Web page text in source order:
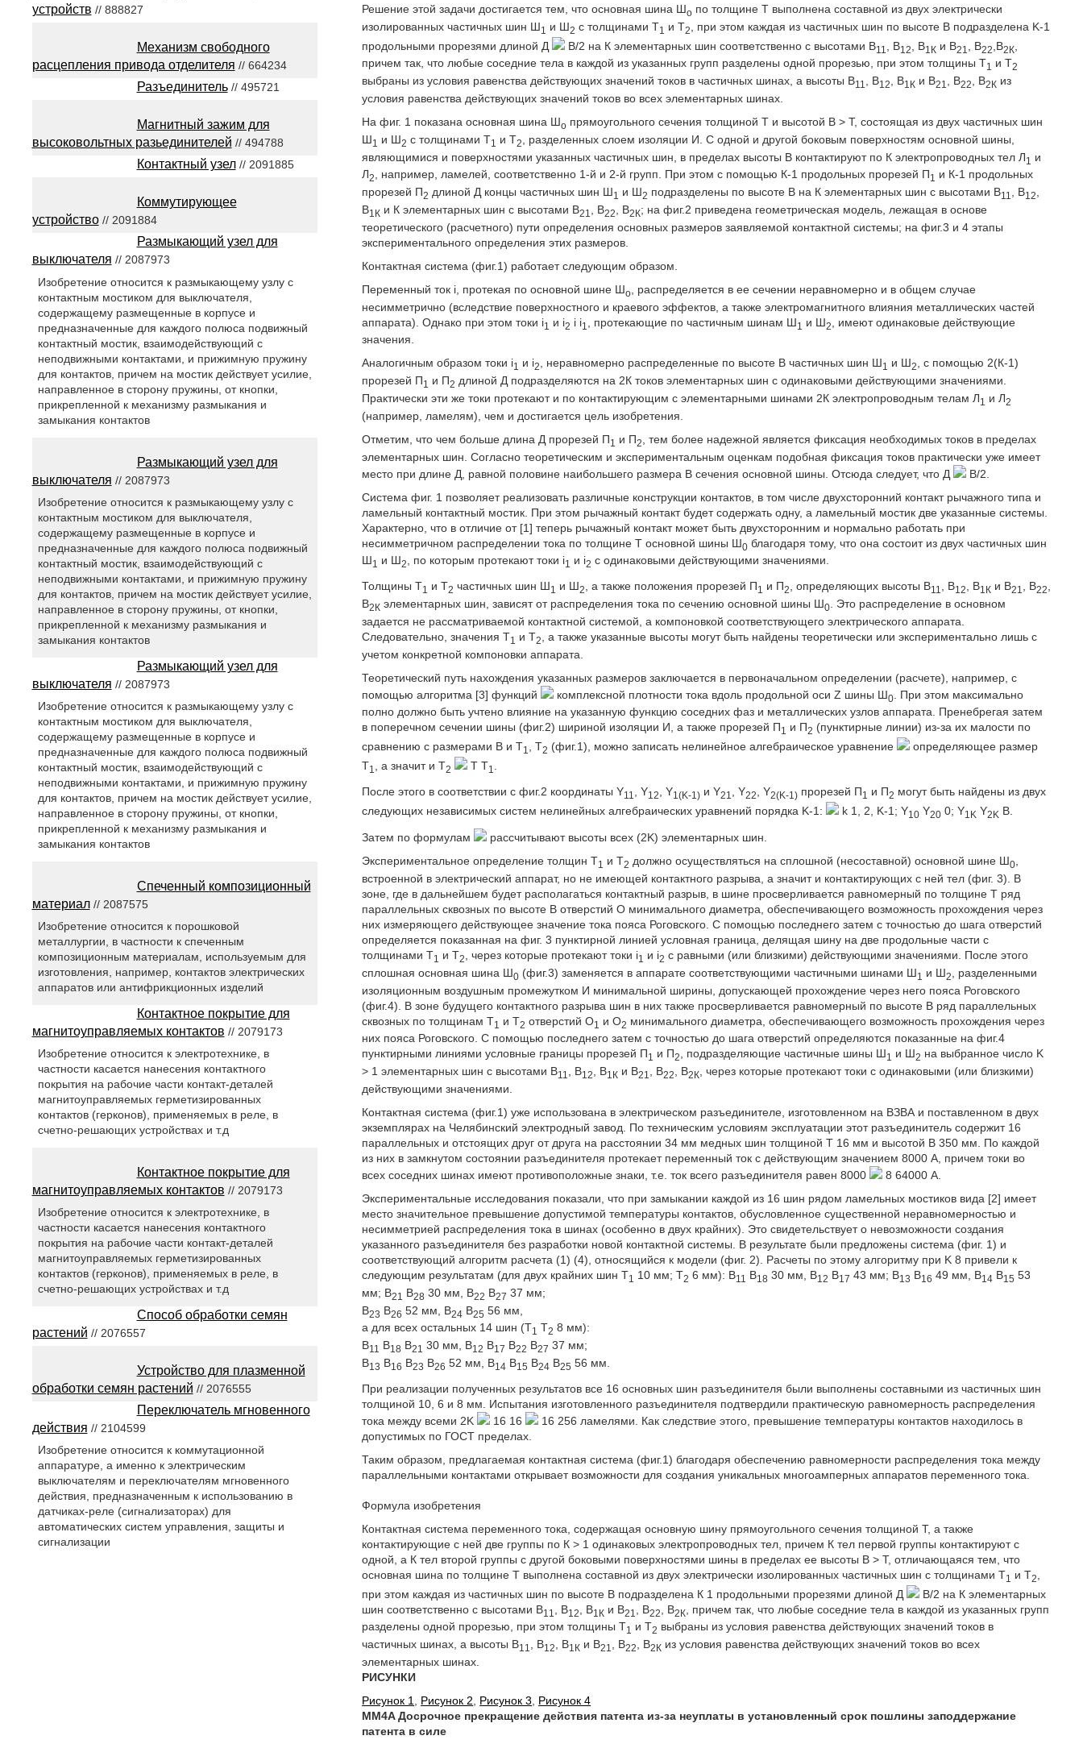
Решение этой задачи достигается тем, что основная шина Шо по толщине T выполнена составной из двух электрически
изолированных частичных шин Ш1 и Ш2 с толщинами Т1 и Т2
, при этом каждая из частичных шин по высоте В подразделена K-1
продольными прорезями длиной Д
В/2 на К элементарных шин соответственно с высотами В11 , В12 , В1К и В21 , В22 ,В2К
причем так, что любые соседние тела в каждой из указанных групп разделены одной прорезью, при этом толщины Т1 и Т2
выбраны из условия равенства действующих значений токов в частичных шинах, а высоты В11 , В12 , В1К и В21 , В22 , В2К из
условия равенства действующих значений токов во всех элементарных шинах.
На фиг. 1 показана основная шина Шо прямоугольного сечения толщиной Т и высотой В > Т, состоящая из двух частичных шин
Ш1 и Ш2 с толщинами Т1 и Т2
, разделенных слоем изоляции И. С одной и другой боковым поверхностям основной шины,
являющимися и поверхностями указанных частичных шин, в пределах высоты В контактируют по К электропроводных тел Л1
и
Л2, например, ламелей, соответственно 1-й и 2-й групп. При этом с помощью К-1 продольных прорезей П1
и К-1 продольных
прорезей П2 длиной Д концы частичных шин Ш1 и Ш2 подразделены по высоте В на К элементарных шин с высотами В11 , В12
В1К и К элементарных шин с высотами В21 , В22 , В2К; на фиг.2 приведена геометрическая модель, лежащая в основе
теоретического (расчетного) пути определения основных размеров заявляемой контактной системы; на фиг.3 и 4 этапы
экспериментального определения этих размеров.
Контактная система (фиг.1) работает следующим образом.
Переменный ток i, протекая по основной шине Шо
, распределяется в ее сечении неравномерно и в общем случае
несимметрично (вследствие поверхностного и краевого эффектов, а также электромагнитного влияния металлических частей
аппарата). Однако при этом токи i1 и i2 i i1 , протекающие по частичным шинам Ш1 и Ш2
, имеют одинаковые действующие
значения.
Аналогичным образом токи i1 и i2, неравномерно распределенные по высоте В частичных шин Ш1 и Ш2, с помощью 2(К-1)
прорезей П1 и П2 длиной Д подразделяются на 2К токов элементарных шин с одинаковыми действующими значениями.
Практически эти же токи протекают и по контактирующим с элементарными шинами 2К электропроводным телам Л1 и Л2
(например, ламелям), чем и достигается цель изобретения.
Отметим, что чем больше длина Д прорезей П1 и П2
, тем более надежной является фиксация необходимых токов в пределах
элементарных шин. Согласно теоретическим и экспериментальным оценкам подобная фиксация токов практически уже имеет
место при длине Д, равной половине наибольшего размера B сечения основной шины. Отсюда следует, что Д
B/2.
Система фиг. 1 позволяет реализовать различные конструкции контактов, в том числе двухсторонний контакт рычажного типа и
ламельный контактный мостик. При этом рычажный контакт будет содержать одну, а ламельный мостик две указанные системы.
Характерно, что в отличие от [1] теперь рычажный контакт может быть двухсторонним и нормально работать при
несимметричном распределении тока по толщине Т основной шины Ш0 благодаря тому, что она состоит из двух частичных шин
Ш1 и Ш2, по которым протекают токи i1 и i2 с одинаковыми действующими значениями.
Толщины Т1 и Т2 частичных шин Ш1 и Ш2 , а также положения прорезей П1 и П2 , определяющих высоты В11 , В12 , В1К и В21 , В22
В2К элементарных шин, зависят от распределения тока по сечению основной шины Ш0
. Это распределение в основном
задается не рассматриваемой контактной системой, а компоновкой соответствующего электрического аппарата.
Следовательно, значения Т1 и Т2
, а также указанные высоты могут быть найдены теоретически или экспериментально лишь с
учетом конкретной компоновки аппарата.
Теоретический путь нахождения указанных размеров заключается в первоначальном определении (расчете), например, с
помощью алгоритма [3] функций
комплексной плотности тока вдоль продольной оси Z шины Ш0
. При этом максимально
полно должно быть учтено влияние на указанную функцию соседних фаз и металлических узлов аппарата. Пренебрегая затем
в поперечном сечении шины (фиг.2) шириной изоляции И, а также прорезей П1 и П2 (пунктирные линии) из-за их малости по
сравнению с размерами В и Т1 , Т2 (фиг.1), можно записать нелинейное алгебраическое уравнение
определяющее размер
Т1 , а значит и Т2 Т Т1
После этого в соответствии с фиг.2 координаты Y11 , Y12 , Y1(K-1) и Y21 , Y22 , Y2(K-1) прорезей П1 и П2 могут быть найдены из двух
следующих независимых систем нелинейных алгебраических уравнений порядка K-1:
k 1, 2, K-1; Y10 Y20 0; Y1K Y2K B.
Затем по формулам
рассчитывают высоты всех (2K) элементарных шин.
Экспериментальное определение толщин Т1 и Т2 должно осуществляться на сплошной (несоставной) основной шине Ш0,
встроенной в электрический аппарат, но не имеющей контактного разрыва, а значит и контактирующих с ней тел (фиг. 3). В
зоне, где в дальнейшем будет располагаться контактный разрыв, в шине просверливается равномерный по толщине Т ряд
параллельных сквозных по высоте В отверстий О минимального диаметра, обеспечивающего возможность прохождения через
них измеряющего действующее значение тока пояса Роговского. С помощью последнего затем с точностью до шага отверстий
определяется показанная на фиг. 3 пунктирной линией условная граница, делящая шину на две продольные части с
толщинами Т1 и Т2 , через которые протекают токи i1 и i2 с равными (или близкими) действующими значениями. После этого
сплошная основная шина Ш0 (фиг.3) заменяется в аппарате соответствующими частичными шинами Ш1 и Ш2
, разделенными
изоляционным воздушным промежутком И минимальной ширины, допускающей прохождение через него пояса Роговского
(фиг.4). В зоне будущего контактного разрыва шин в них также просверливается равномерный по высоте В ряд параллельных
сквозных по толщинам Т1 и Т2 отверстий О1 и О2 минимального диаметра, обеспечивающего возможность прохождения через
них пояса Роговского. С помощью последнего затем с точностью до шага отверстий определяются показанные на фиг.4
пунктирными линиями условные границы прорезей П1 и П2, подразделяющие частичные шины Ш1 и Ш2 на выбранное число K
> 1 элементарных шин с высотами В11 , В12, В1К и В21 , В22, В2К, через которые протекают токи с одинаковыми (или близкими)
действующими значениями.
Контактная система (фиг.1) уже использована в электрическом разъединителе, изготовленном на ВЗВА и поставленном в двух
экземплярах на Челябинский электродный завод. По техническим условиям эксплуатации этот разъединитель содержит 16
параллельных и отстоящих друг от друга на расстоянии 34 мм медных шин толщиной Т 16 мм и высотой В 350 мм. По каждой
из них в замкнутом состоянии разъединителя протекает переменный ток с действующим значением 8000 А, причем токи во
всех соседних шинах имеют противоположные знаки, т.е. ток всего разъединителя равен 8000
8 64000 А.
Экспериментальные исследования показали, что при замыкании каждой из 16 шин рядом ламельных мостиков вида [2] имеет
место значительное превышение допустимой температуры контактов, обусловленное существенной неравномерностью и
несимметрией распределения тока в шинах (особенно в двух крайних). Это свидетельствует о невозможности создания
указанного разъединителя без разработки новой контактной системы. В результате были предложены система (фиг. 1) и
соответствующий алгоритм расчета (1) (4), относящийся к модели (фиг. 2). Расчеты по этому алгоритму при K 8 привели к
следующим результатам (для двух крайних шин Т1 10 мм; Т2 6 мм): В11 В18 30 мм, В12 В17 43 мм; В13 В16 49 мм, В14 В15 53
мм; В21 В28 30 мм, В22 В27 37 мм;
В23 В26 52 мм, В24 В25 56 мм,
а для всех остальных 14 шин (Т1 Т2 8 мм):
В11 В18 В21 30 мм, В12 В17 В22 В27 37 мм;
В13 В16 В23 В26 52 мм, В14 В15 В24 В25 56 мм.
При реализации полученных результатов все 16 основных шин разъединителя были выполнены составными из частичных шин
толщиной 10, 6 и 8 мм. Испытания изготовленного разъединителя подтвердили практическую равномерность распределения
тока между всеми 2K
16 16
16 256 ламелями. Как следствие этого, превышение температуры контактов находилось в
допустимых по ГОСТ пределах.
Таким образом, предлагаемая контактная система (фиг.1) благодаря обеспечению равномерности распределения тока между
параллельными контактами открывает возможности для создания уникальных многоамперных аппаратов переменного тока.
Формула изобретения
Контактная система переменного тока, содержащая основную шину прямоугольного сечения толщиной Т, а также
контактирующие с ней две группы по К > 1 одинаковых электропроводных тел, причем К тел первой группы контактируют с
одной, а К тел второй группы с другой боковыми поверхностями шины в пределах ее высоты В > Т, отличающаяся тем, что
основная шина по толщине Т выполнена составной из двух электрически изолированных частичных шин с толщинами Т1 и Т2
при этом каждая из частичных шин по высоте В подразделена К 1 продольными прорезями длиной Д
В/2 на К элементарных
шин соответственно с высотами В1 1 , В12 , В1 К и В21 , В22 , В2К
, причем так, что любые соседние тела в каждой из указанных групп
разделены одной прорезью, при этом толщины Т1 и Т2 выбраны из условия равенства действующих значений токов в
частичных шинах, а высоты В1 1 , В12, В1 К и В21 , В22, В2К из условия равенства действующих значений токов во всех
элементарных шинах.
РИСУНКИ
Рисунок 1
Рисунок 2 Рисунок 3
Рисунок 4
MM4A Досрочное прекращение действия патента из-за неуплаты в установленный срок пошлины заподдержание
патента в силе
устройств // 888827
Механизм свободного
расцепления привода отделителя // 664234
Разъединитель// 495721
Магнитный зажим для
высоковольтных разьединителей // 494788
Контактный узел// 2091885
Коммутирующее
устройство// 2091884
Размыкающий узел для
выключателя // 2087973
Изобретение относится к размыкающему узлу с
контактным мостиком для выключателя,
содержащему размещенные в корпусе и
предназначенные для каждого полюса подвижный
контактный мостик, взаимодействующий с
неподвижными контактами, и прижимную пружину
для контактов, причем на мостик действует усилие,
направленное в сторону пружины, от кнопки,
прикрепленной к механизму размыкания и
замыкания контактов
Размыкающий узел для
выключателя // 2087973
Изобретение относится к размыкающему узлу с
контактным мостиком для выключателя,
содержащему размещенные в корпусе и
предназначенные для каждого полюса подвижный
контактный мостик, взаимодействующий с
неподвижными контактами, и прижимную пружину
для контактов, причем на мостик действует усилие,
направленное в сторону пружины, от кнопки,
прикрепленной к механизму размыкания и
замыкания контактов
Размыкающий узел для
выключателя // 2087973
Изобретение относится к размыкающему узлу с
контактным мостиком для выключателя,
содержащему размещенные в корпусе и
предназначенные для каждого полюса подвижный
контактный мостик, взаимодействующий с
неподвижными контактами, и прижимную пружину
для контактов, причем на мостик действует усилие,
направленное в сторону пружины, от кнопки,
прикрепленной к механизму размыкания и
замыкания контактов
Спеченный композиционный
материал// 2087575
Изобретение относится к порошковой
металлургии, в частности к спеченным
композиционным материалам, используемым для
изготовления, например, контактов электрических
аппаратов или антифрикционных изделий
Контактное покрытие для
магнитоуправляемых контактов // 2079173
Изобретение относится к электротехнике, в
частности касается нанесения контактного
покрытия на рабочие части контакт-деталей
магнитоуправляемых герметизированных
контактов (герконов), применяемых в реле, в
счетно-решающих устройствах и т.д
Контактное покрытие для
магнитоуправляемых контактов // 2079173
Изобретение относится к электротехнике, в
частности касается нанесения контактного
покрытия на рабочие части контакт-деталей
магнитоуправляемых герметизированных
контактов (герконов), применяемых в реле, в
счетно-решающих устройствах и т.д
Способ обработки семян
растений // 2076557
Устройство для плазменной
обработки семян растений // 2076555
Переключатель мгновенного
действия // 2104599
Изобретение относится к коммутационной
аппаратуре, а именно к электрическим
выключателям и переключателям мгновенного
действия, предназначенным к использованию в
датчиках-реле (сигнализаторах) для
автоматических систем управления, защиты и
сигнализации